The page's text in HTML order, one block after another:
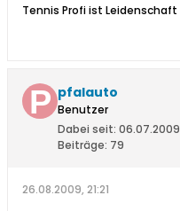
Tennis Profi ist Leidenschaft
pfalauto
Benutzer
Dabei seit: 06.07.2009
Beiträge: 79
26.08.2009, 21:21